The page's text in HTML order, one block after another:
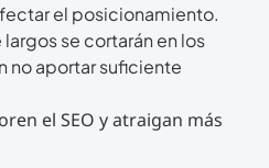
el posicionamiento.
se cortarán en los
no aportar suficiente
el SEO y atraigan más